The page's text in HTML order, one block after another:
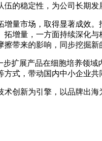
的稳定性，为公司长期发
量市场，取得显著成效
增量，一方面持续深化
带来的影响，同步挖掘新
扩展产品在细胞培养领
式，带动国内中小企业
创新为引擎，以品牌出